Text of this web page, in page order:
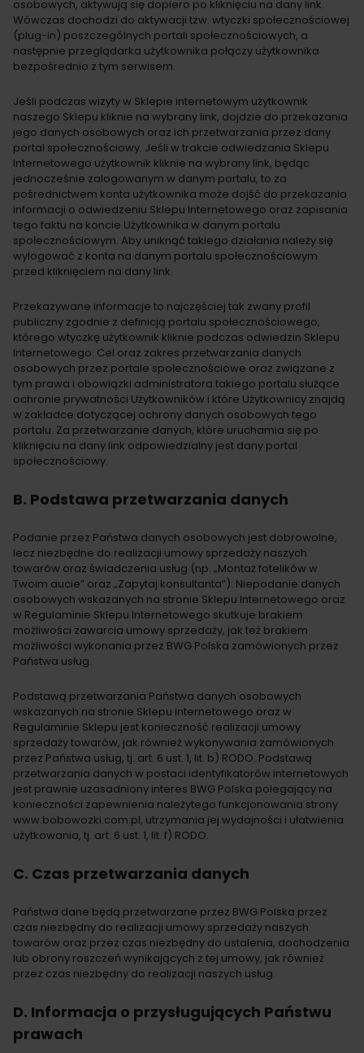
osobowych, aktywują się dopiero po kliknięciu na dany link.
Wówczas dochodzi do aktywacji tzw. wtyczki społecznościowej
(plug-in) poszczególnych portali społecznościowych, a
następnie przeglądarka użytkownika połączy użytkownika
bezpośrednio z tym serwisem.
Jeśli podczas wizyty w Sklepie internetowym użytkownik
naszego Sklepu kliknie na wybrany link, dojdzie do przekazania
jego danych osobowych oraz ich przetwarzania przez dany
portal społecznościowy. Jeśli w trakcie odwiedzania Sklepu
Internetowego użytkownik kliknie na wybrany link, będąc
jednocześnie zalogowanym w danym portalu, to za
pośrednictwem konta użytkownika może dojść do przekazania
informacji o odwiedzeniu Sklepu Internetowego oraz zapisania
tego faktu na koncie Użytkownika w danym portalu
społecznościowym. Aby uniknąć takiego działania należy się
wylogować z konta na danym portalu społecznościowym
przed kliknięciem na dany link.
Przekazywane informacje to najczęściej tak zwany profil
publiczny zgodnie z definicją portalu społecznościowego,
którego wtyczkę użytkownik kliknie podczas odwiedzin Sklepu
Internetowego. Cel oraz zakres przetwarzania danych
osobowych przez portale społecznościowe oraz związane z
tym prawa i obowiązki administratora takiego portalu służące
ochronie prywatności Użytkowników i które Użytkownicy znajdą
w zakładce dotyczącej ochrony danych osobowych tego
portalu. Za przetwarzanie danych, które uruchamia się po
kliknięciu na dany link odpowiedzialny jest dany portal
społecznościowy.
B. Podstawa przetwarzania danych
Podanie przez Państwa danych osobowych jest dobrowolne,
lecz niezbędne do realizacji umowy sprzedaży naszych
towarów oraz świadczenia usług (np. „Montaż fotelików w
Twoim aucie” oraz „Zapytaj konsultanta”). Niepodanie danych
osobowych wskazanych na stronie Sklepu Internetowego oraz
w Regulaminie Sklepu Internetowego skutkuje brakiem
możliwości zawarcia umowy sprzedaży, jak też brakiem
możliwości wykonania przez BWG Polska zamówionych przez
Państwa usług.
Podstawą przetwarzania Państwa danych osobowych
wskazanych na stronie Sklepu internetowego oraz w
Regulaminie Sklepu jest konieczność realizacji umowy
sprzedaży towarów, jak również wykonywania zamówionych
przez Państwa usług, tj. art. 6 ust. 1, lit. b) RODO. Podstawą
przetwarzania danych w postaci identyfikatorów internetowych
jest prawnie uzasadniony interes BWG Polska polegający na
konieczności zapewnienia należytego funkcjonowania strony
www.bobowozki.com.pl, utrzymania jej wydajności i ułatwienia
użytkowania, tj. art. 6 ust. 1, lit. f) RODO.
C. Czas przetwarzania danych
Państwa dane będą przetwarzane przez BWG Polska przez
czas niezbędny do realizacji umowy sprzedaży naszych
towarów oraz przez czas niezbędny do ustalenia, dochodzenia
lub obrony roszczeń wynikających z tej umowy, jak również
przez czas niezbędny do realizacji naszych usług.
D. Informacja o przysługujących Państwu
prawach